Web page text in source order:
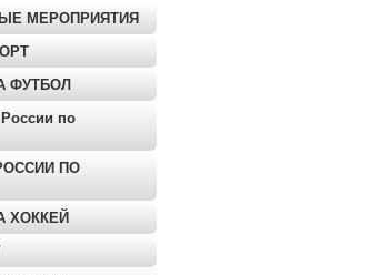
МЕРОПРИЯТИЯ
ФУТБОЛ
по
ПО
ХОККЕЙ